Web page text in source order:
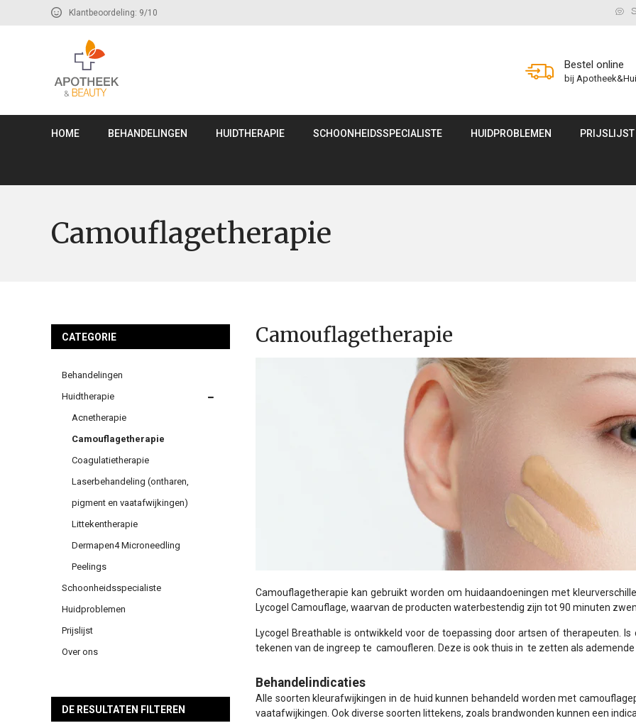
Klantbeoordeling: 9/10
Bestel online
bij
HOME BEHANDELINGEN HUIDTHERAPIE SCHOONHEIDSSPECIALISTE HUIDPROBLEMEN PRIJSLIJST
Camouflagetherapie
CATEGORIE
Behandelingen
Huidtherapie
Acnetherapie
Camouflagetherapie
Coagulatietherapie
Laserbehandeling (ontharen,
pigment en vaatafwijkingen)
Littekentherapie
Dermapen4 Microneedling
Peelings
Schoonheidsspecialiste
Huidproblemen
Prijslijst
Over ons
DE RESULTATEN FILTEREN
Camouflagetherapie
Camouflagetherapie kan gebruikt worden om huidaandoeningen met
Lycogel Camouflage, waarvan de producten waterbestendig zijn tot 90 minuten
Lycogel Breathable is ontwikkeld voor de toepassing door artsen of therapeuten.
tekenen van de ingreep te camoufleren. Deze is ook thuis in te zetten als
Behandelindicaties
Alle soorten kleurafwijkingen in de huid kunnen behandeld worden met
vaatafwijkingen. Ook diverse soorten littekens, zoals brandwonden kunnen een